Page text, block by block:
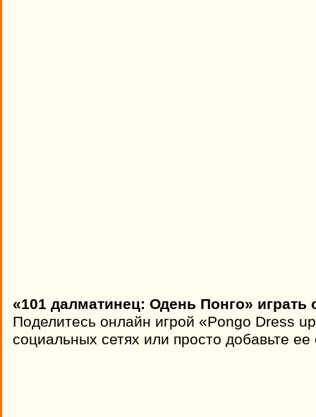
«101 далматинец: Одень Понго» играть
Поделитесь онлайн игрой «Pongo Dress
социальных сетях или просто добавьте ее